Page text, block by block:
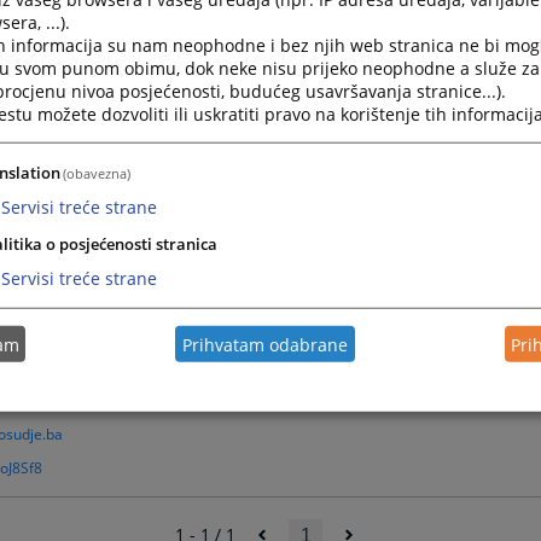
postupka, - Uvjerenje da stan nije pod sporom, - Uvjerenje o
zbog ozbiljnog profesionalnog prekršaja u periodu od 5 godina
1 - 1 / 1 1
...).
informacija su nam neophodne i bez njih web stranica ne bi
svom punom obimu, dok neke nisu prijeko neophodne a služe
nivoa posjećenosti, budućeg usavršavanja stranice...).
možete dozvoliti ili uskratiti pravo na korištenje tih
(obavezna)
Servisi treće strane
o posjećenosti stranica
Servisi treće strane
Prihvatam odabrane